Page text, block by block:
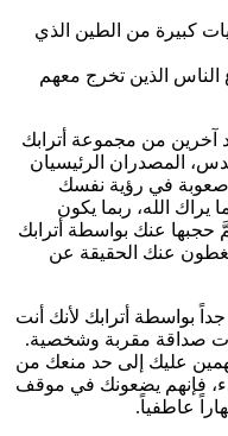
كبيرة من الطين الذي
الناس الذين تخرج معهم
آخرين من مجموعة أترابك
المصدران الرئيسيان
صعوبة في رؤية نفسك
الله، ربما يكون
حجبها عنك بواسطة أترابك
يغطون عنك الحقيقة عن
بواسطة أترابك لأنك أنت
صداقة مقربة وشخصية.
عليك إلى حد منعك من
فإنهم يضعونك في موقف
عاطفياً.